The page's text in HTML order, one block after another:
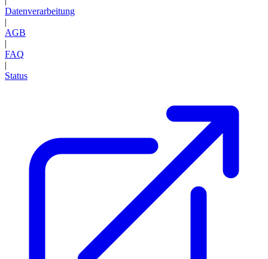
Datenverarbeitung
|
AGB
|
FAQ
|
Status